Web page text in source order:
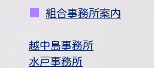
組合事務所案内
​越中島事務所
水戸事務所